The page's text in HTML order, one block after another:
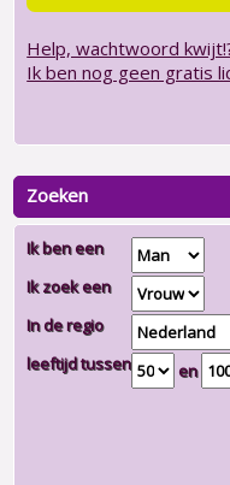
Help, wachtwoord
Ik ben nog geen gratis
Zoeken
Ik ben een
Ik zoek een
In de regio
leeftijd tussen
en